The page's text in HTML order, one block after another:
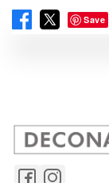
Save